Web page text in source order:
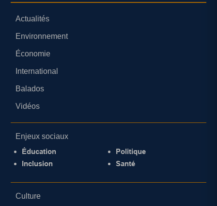
Actualités
Environnement
Économie
International
Balados
Vidéos
Enjeux sociaux
Éducation
Inclusion
Politique
Santé
Culture